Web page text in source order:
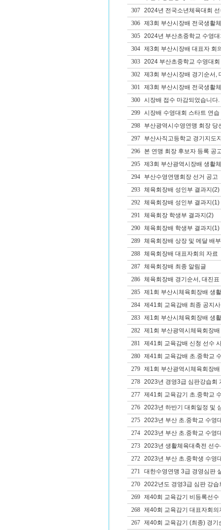
307
2024년 전국소년체육대회
306
제3회 부산시장배 전국생활
305
2024년 부산초중학교 수영
304
제3회 부산시장배 대표자 회
303
2024 부산초중학교 수영대회
302
제3회 부산시장배 경기순서,
301
제3회 부산시장배 전국생활
300
시장배 접수 마감되었습니다.
299
시장배 수영대회 스타트 연
298
부산광역시수영연맹 회장 당
297
부산사직고등학교 경기지도
296
본 연맹 회장 후보자 등록 공
295
제3회 부산광역시장배 생활
294
부산수영연맹회장 선거 공고
293
체육회장배 성인부 결과지(2)
292
체육회장배 성인부 결과지(1)
291
체육회장 학생부 결과지(2)
290
체육회장배 학생부 결과지(1)
289
체육회장배 상장 및 메달 배
288
체육회장배 대표자회의 자료
287
체육회장배 최종 알림글
286
체육회장배 경기순서, 대진표
285
제1회 부산시체육회장배 생
284
제41회 교육감배 최종 공지
283
제1회 부산시체육회장배 생
282
제1회 부산광역시체육회장
281
제41회 교육감배 신청 선수
280
제41회 교육감배 초.중학교
279
제1회 부산광역시체육회장
278
2023년 경영3급 심판강습회
277
제41회 교육감기 초.중학교
276
2023년 하반기 대회일정 및
275
2023년 부산 초.중학교 수영
274
2023년 부산 초.중학교 수영
273
2023년 생활체육대축전 선
272
2023년 부산 초.중학생 수영
271
대한수영연맹 3급 경영심판
270
2022년도 경영3급 심판 강습
269
제40회 교육감기 비등록선수
268
제40회 교육감기 대표자회의
267
제40회 교육감기 (최종) 경기